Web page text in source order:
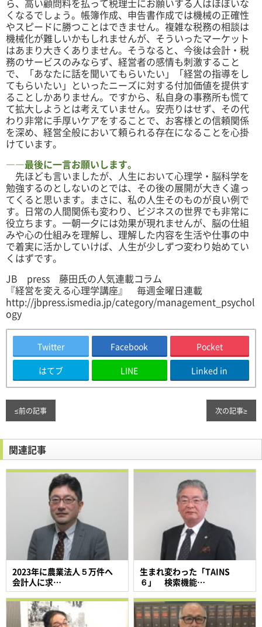
ら、高い顧問料を払って税理士にお願いする人はほぼいな
くなるでしょう。帳簿作成、申告書作成では機械の正確性
やスピードに勝つことはできません。複雑な税務の相談は
機械化が難しいかもしれませんが、そういったマーケット
はあまり大きくありません。そうなると、今後は会計・税
務のサービスのみならず、経営者の感情も刺激すること
で、「あなたに話を聞いてもらいたい」「経営の指導をし
てもらいたい」といったニーズに対する付加価値を提供す
ることしかありません。ですから、私自身の事務所も慌て
て拡大しようとは考えていません。安売りはせず、その代
わり非常に手厚いケアをすることで、お客様との信頼関係
を深め、経営全般において頼られる存在になることを心掛
けています。
――最後に一言お願いします。
先ほども言いましたが、人生において心理学・脳科学を
勉強するのとしないのとでは、その後の展開が大きく違っ
てくると思います。まさに、私の人生そのものが良い例で
す。日常の人間関係も変わり、ビジネスの世界でも非常に
役立ちます。一朝一夕には効果が現れませんが、脳の仕組
みや心の仕組みを理解し、理解した内容を生活や仕事の中
で着実に活かしていけば、人生が少しずつ変わり始めてい
くはずです。
JB press 藤田氏の人気連載コラム
『経営を変える心理学講座』 毎週金曜日連載
http://jbpress.ismedia.jp/category/management_psychol
ogy
Twitter Facebook Pocket
はてブ LINE Linked in
≤前の記事 次の記事≥
関連記事
生まれ変わった「TAINS
６」 検索機能…
2023年に農業法人５万件へ
会計人に求…